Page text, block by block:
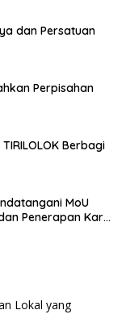
dan Persatuan
Perpisahan
Berbagi
MoU
Penerapan Kartu